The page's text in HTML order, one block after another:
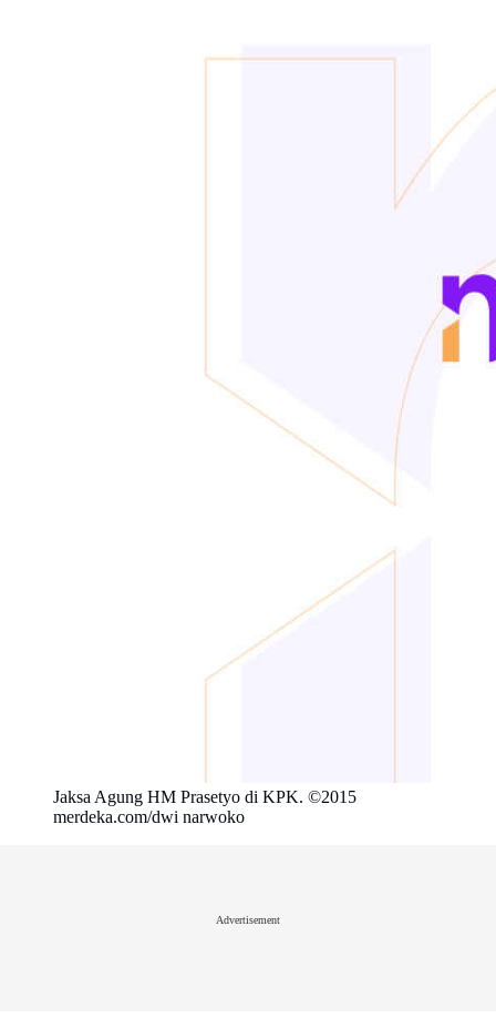
Jaksa Agung HM Prasetyo di KPK. ©2015
merdeka.com/dwi narwoko
Advertisement